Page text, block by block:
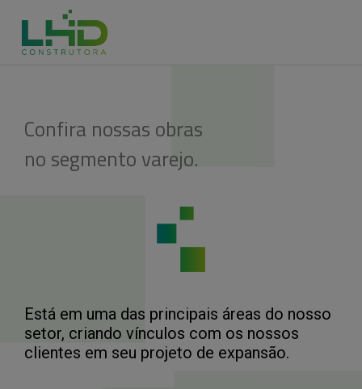
Confira nossas obras
no segmento varejo.
Está em uma das principais áreas do nosso
setor, criando vínculos com os nossos
clientes em seu projeto de expansão.